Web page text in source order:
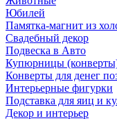
Юбилей
Памятка-магнит из
Свадебный декор
Подвеска в Авто
Купюрницы (конверты)
Конверты для денег
Интерьерные фигурки
Подставка для яиц и
Декор и интерьер